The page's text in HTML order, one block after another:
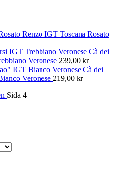
Renzo IGT Toscana Rosato
Cà dei
Veronese 239,00 kr
Cà dei
Veronese 219,00 kr
Sida 4